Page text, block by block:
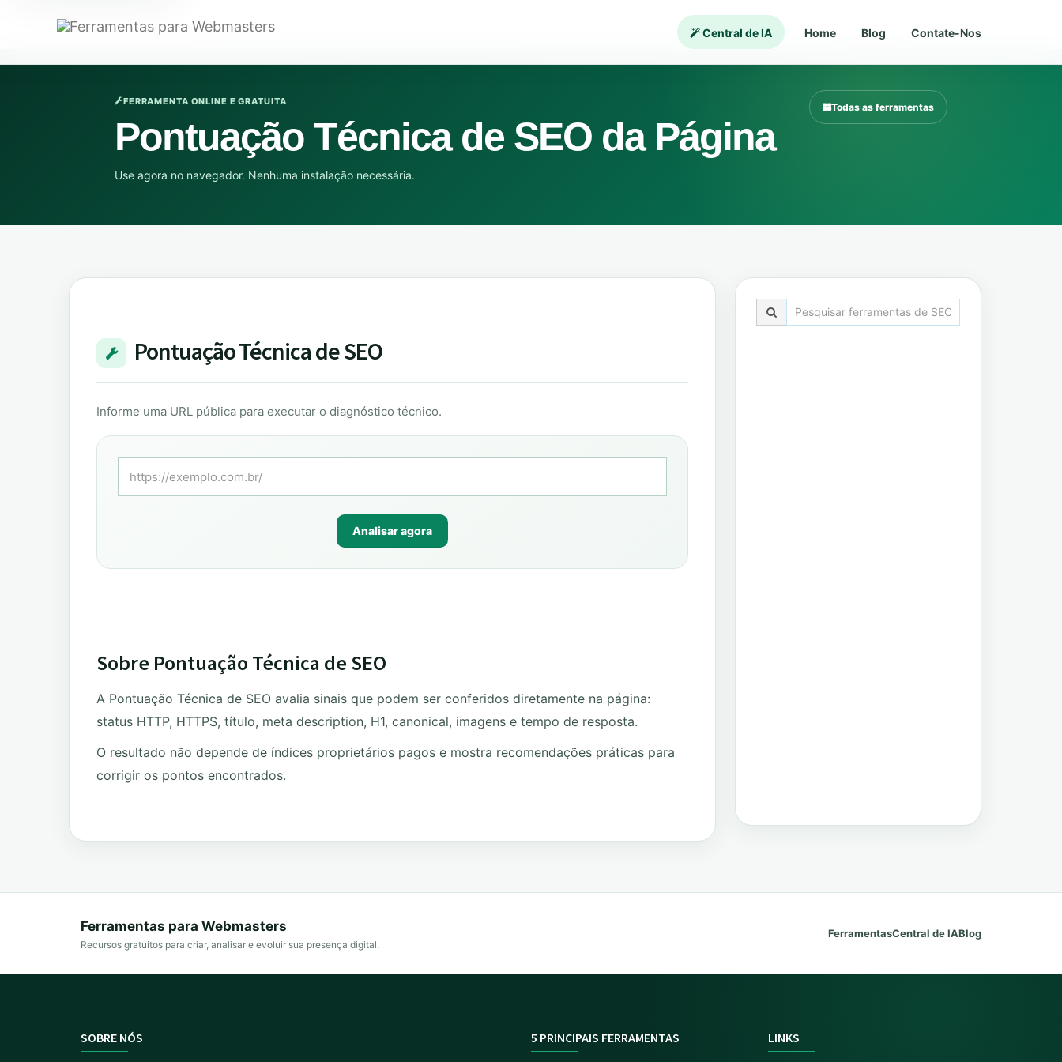
Central de IA Home Blog Contate-Nos
FERRAMENTA ONLINE E GRATUITA
Pontuação Técnica de SEO da Página
Use agora no navegador. Nenhuma instalação necessária.
Todas as ferramentas
Pontuação Técnica de SEO
Informe uma URL pública para executar o diagnóstico técnico.
Analisar agora
Sobre Pontuação Técnica de SEO
A Pontuação Técnica de SEO avalia sinais que podem ser conferidos diretamente na página:
status HTTP, HTTPS, título, meta description, H1, canonical, imagens e tempo de resposta.
O resultado não depende de índices proprietários pagos e mostra recomendações práticas para
corrigir os pontos encontrados.
Ferramentas para Webmasters
Recursos gratuitos para criar, analisar e evoluir sua presença digital.
FerramentasCentral de IABlog
SOBRE NÓS 5 PRINCIPAIS FERRAMENTAS LINKS